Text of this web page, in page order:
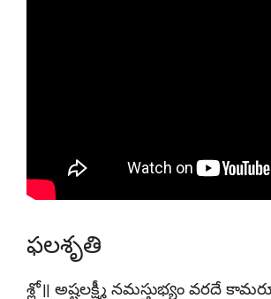
ఫలశృతి
శ్లో॥ అష్టలక్ష్మీ నమస్తుభ్యం వరదే